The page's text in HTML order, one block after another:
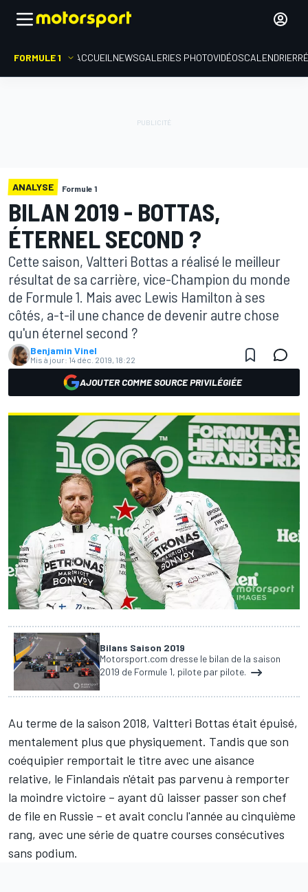
FORMULE 1 ACCUEIL NEWSGALERIES PHOTOVIDÉOSCALENDRIER
ANALYSE Formule 1
BILAN 2019 - BOTTAS,
ÉTERNEL SECOND ?
Cette saison, Valtteri Bottas a réalisé le meilleur
résultat de sa carrière, vice-Champion du monde
de Formule 1. Mais avec Lewis Hamilton à ses
côtés, a-t-il une chance de devenir autre chose
qu'un éternel second ?
Benjamin Vinel
Mis à jour: 14 déc. 2019, 18:22
AJOUTER COMME SOURCE PRIVILÉGIÉE
Bilans Saison 2019
Motorsport.com dresse le bilan de la saison
2019 de Formule 1, pilote par pilote.
Au terme de la saison 2018, Valtteri Bottas était épuisé,
mentalement plus que physiquement. Tandis que son
coéquipier remportait le titre avec une aisance
relative, le Finlandais n'était pas parvenu à remporter
la moindre victoire – ayant dû laisser passer son chef
de file en Russie – et avait conclu l'année au cinquième
rang, avec une série de quatre courses consécutives
sans podium.